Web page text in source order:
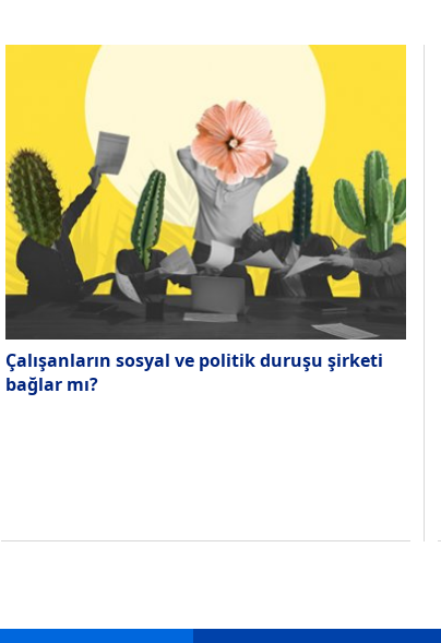
Çalışanların sosyal ve politik duruşu şirketi
bağlar mı?